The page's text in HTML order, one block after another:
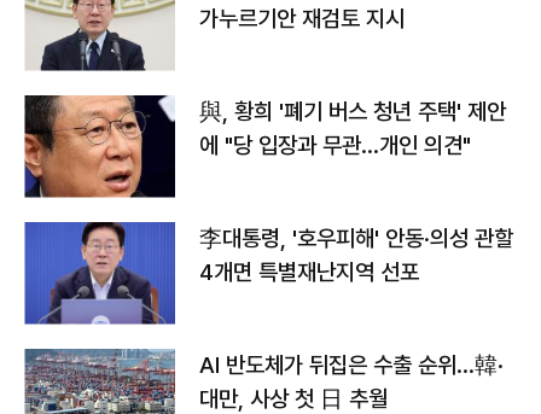
가누르기안 재검토 지시
與, 황희 '폐기 버스 청년 주택' 제안
에 "당 입장과 무관…개인 의견"
李대통령, '호우피해' 안동·의성 관할
4개면 특별재난지역 선포
AI 반도체가 뒤집은 수출 순위…韓·
대만, 사상 첫 日 추월